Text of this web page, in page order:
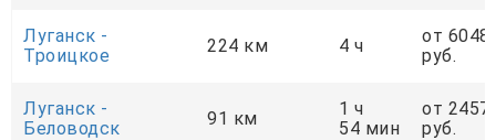
Луганск -
Троицкое
224 км 4 ч
от 6048
руб.
Луганск -
Беловодск
91 км
1 ч
54 мин
от 2457
руб.